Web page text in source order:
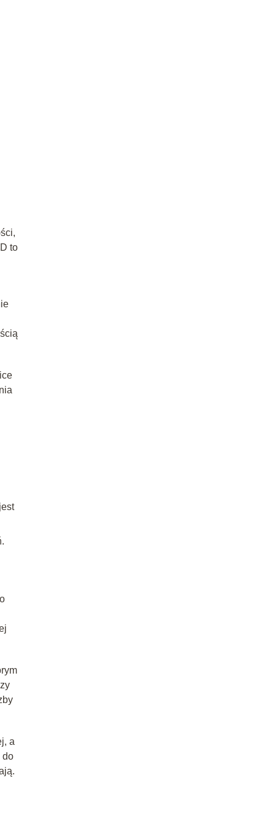
to
a
do